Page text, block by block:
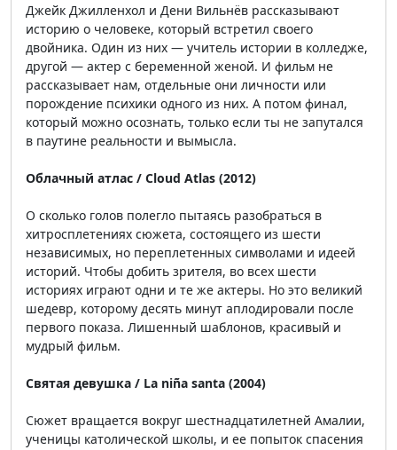
Джейк Джилленхол и Дени Вильнёв рассказывают
историю о человеке, который встретил своего
двойника. Один из них — учитель истории в колледже,
другой — актер с беременной женой. И фильм не
рассказывает нам, отдельные они личности или
порождение психики одного из них. А потом финал,
который можно осознать, только если ты не запутался
в паутине реальности и вымысла.
Облачный атлас / Cloud Atlas (2012)
О сколько голов полегло пытаясь разобраться в
хитросплетениях сюжета, состоящего из шести
независимых, но переплетенных символами и идеей
историй. Чтобы добить зрителя, во всех шести
историях играют одни и те же актеры. Но это великий
шедевр, которому десять минут аплодировали после
первого показа. Лишенный шаблонов, красивый и
мудрый фильм.
Святая девушка / La niña santa (2004)
Сюжет вращается вокруг шестнадцатилетней Амалии,
ученицы католической школы, и ее попыток спасения